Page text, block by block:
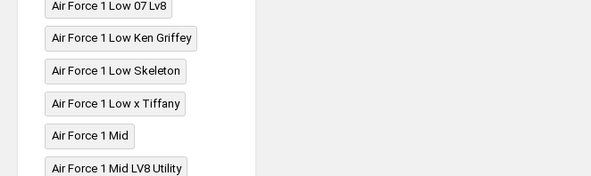
Air Force 1 Low 07 Lv8
Air Force 1 Low Ken Griffey
Air Force 1 Low Skeleton
Air Force 1 Low x Tiffany
Air Force 1 Mid
Air Force 1 Mid LV8 Utility